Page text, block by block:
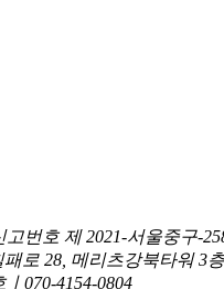
고번호 제 2021-서울중구-
로 28, 메리츠강북타워 3층
070-4154-0804